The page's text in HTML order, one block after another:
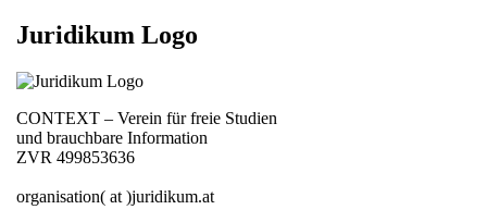
Juridikum Logo
CONTEXT – Verein für freie Studien
und brauchbare Information
ZVR 499853636
organisation( at )juridikum.at